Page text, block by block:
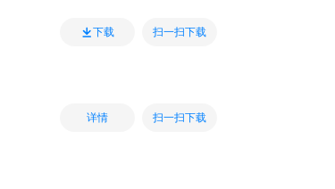
下载 扫一扫下载
详情 扫一扫下载